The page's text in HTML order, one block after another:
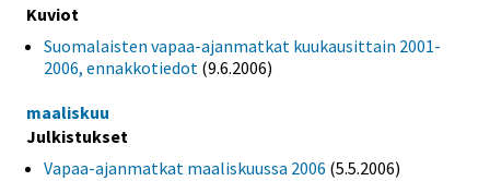
Kuviot
Suomalaisten vapaa-ajanmatkat kuukausittain 2001-
2006, ennakkotiedot (9.6.2006)
maaliskuu
Julkistukset
Vapaa-ajanmatkat maaliskuussa 2006 (5.5.2006)